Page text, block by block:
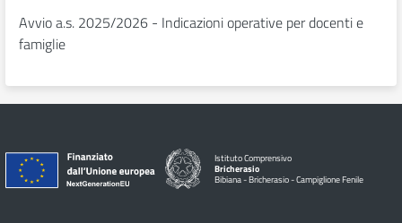
Avvio a.s. 2025/2026 - Indicazioni operative per docenti e
famiglie
Istituto Comprensivo
Bricherasio
Bibiana - Bricherasio - Campiglione Fenile